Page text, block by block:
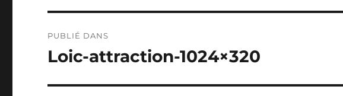
de
PUBLIÉ DANS
Loic-attraction-1024×320